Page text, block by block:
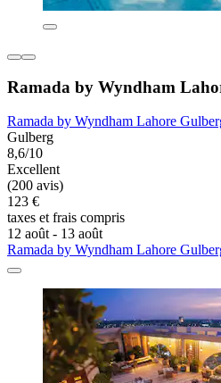
Ramada by Wyndham
Ramada by Wyndham Lahore
Gulberg
8,6/10
Excellent
(200 avis)
123 €
taxes et frais compris
12 août - 13 août
Ramada by Wyndham Lahore